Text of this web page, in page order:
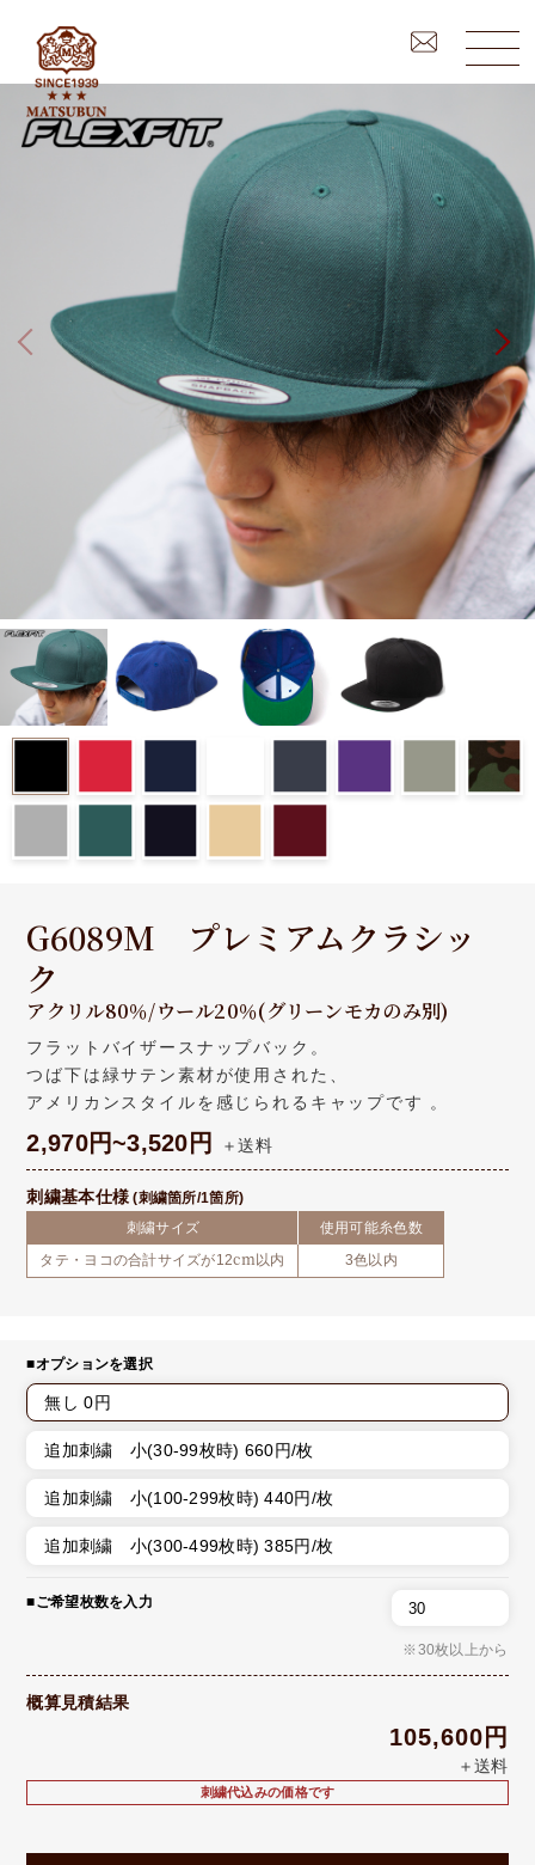
G6089M プレミアムクラシッ
ク
アクリル80％/ウール20％(グリーンモカのみ別)
フラットバイザースナップバック。
つば下は緑サテン素材が使用された、
アメリカンスタイルを感じられるキャップです 。
2,970円~3,520円 ＋送料
刺繍基本仕様 (刺繍箇所/1箇所)
刺繍サイズ
使用可能糸色数
タテ・ヨコの合計サイズが12cm以内
3色以内
■オプションを選択
無し 0円
追加刺繍 小(30-99枚時) 660円/枚
追加刺繍 小(100-299枚時) 440円/枚
追加刺繍 小(300-499枚時) 385円/枚
■ご希望枚数を入力
※30枚以上から
概算見積結果
105,600円
＋送料
刺繍代込みの価格です